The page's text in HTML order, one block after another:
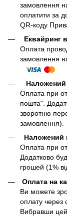
замовлення
оплатити за
QR-коду
Еквайринг
Оплата
замовлення
Оплата при
пошта".
зворотню
замовлення).
Наложений
Оплата при
Додатково
грошей (1%
Оплата на
Ви можете
оплату через
Вибравши